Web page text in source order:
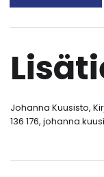
Johanna Kuusisto,
136 176,